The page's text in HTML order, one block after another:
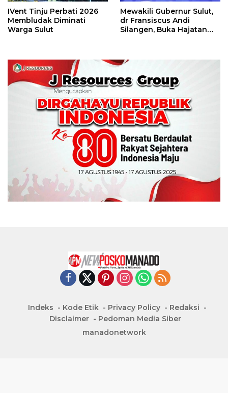
IVent Tinju Perbati 2026
Membludak Diminati
Warga Sulut
Mewakili Gubernur Sulut,
dr Fransiscus Andi
Silangen, Buka Hajatan
Indeks Kode Etik Privacy Policy
Redaksi
Disclaimer
Pedoman Media Siber
manadonetwork